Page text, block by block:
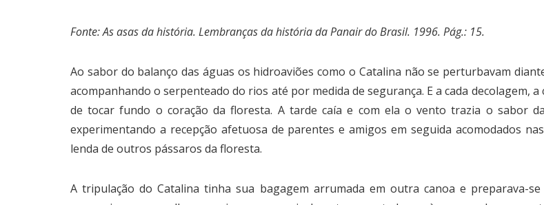
Fonte: As asas da história. Lembranças da história da Panair do Brasil. 1996. Pág.: 15.
Ao sabor do balanço das águas os hidroaviões como o Catalina não se perturbavam
acompanhando o serpenteado do rios até por medida de segurança. E a cada decolagem,
de tocar fundo o coração da floresta. A tarde caía e com ela o vento trazia o sabor
experimentando a recepção afetuosa de parentes e amigos em seguida acomodados
lenda de outros pássaros da floresta.
A tripulação do Catalina tinha sua bagagem arrumada em outra canoa e preparava-